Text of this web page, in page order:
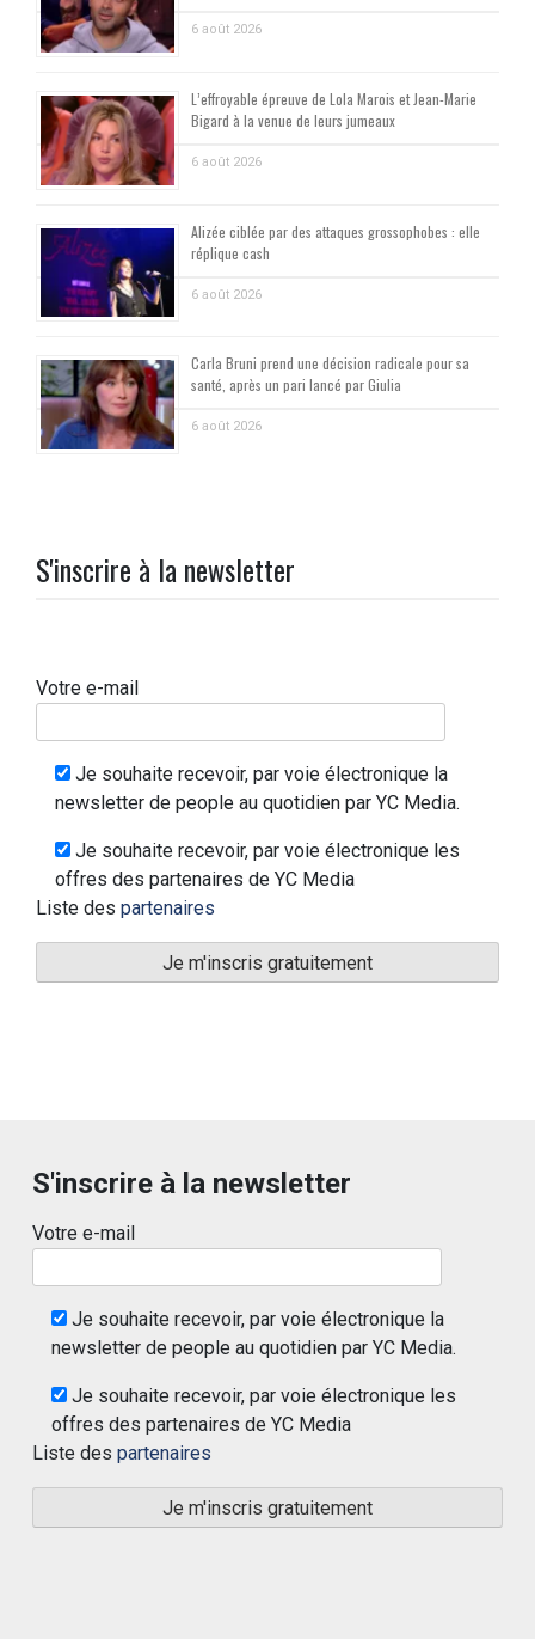
6 août 2026
L’effroyable épreuve de Lola Marois et Jean-Marie
Bigard à la venue de leurs jumeaux
6 août 2026
Alizée ciblée par des attaques grossophobes : elle
réplique cash
6 août 2026
Carla Bruni prend une décision radicale pour sa
santé, après un pari lancé par Giulia
6 août 2026
S'inscrire à la newsletter
Votre e-mail
Je souhaite recevoir, par voie électronique la
newsletter de people au quotidien par YC Media.
Je souhaite recevoir, par voie électronique les
offres des partenaires de YC Media
Liste des partenaires
S'inscrire à la newsletter
Votre e-mail
Je souhaite recevoir, par voie électronique la
newsletter de people au quotidien par YC Media.
Je souhaite recevoir, par voie électronique les
offres des partenaires de YC Media
Liste des partenaires